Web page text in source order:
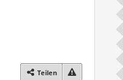
Teilen